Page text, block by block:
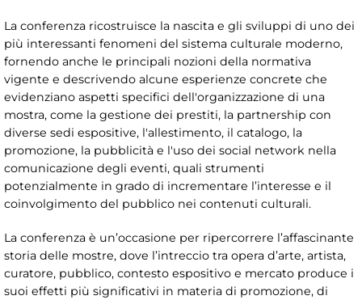
La conferenza ricostruisce la nascita e gli sviluppi di uno dei
più interessanti fenomeni del sistema culturale moderno,
fornendo anche le principali nozioni della normativa
vigente e descrivendo alcune esperienze concrete che
evidenziano aspetti specifici dell'organizzazione di una
mostra, come la gestione dei prestiti, la partnership con
diverse sedi espositive, l'allestimento, il catalogo, la
promozione, la pubblicità e l'uso dei social network nella
comunicazione degli eventi, quali strumenti
potenzialmente in grado di incrementare l’interesse e il
coinvolgimento del pubblico nei contenuti culturali.
La conferenza è un’occasione per ripercorrere l’affascinante
storia delle mostre, dove l’intreccio tra opera d’arte, artista,
curatore, pubblico, contesto espositivo e mercato produce i
suoi effetti più significativi in materia di promozione, di